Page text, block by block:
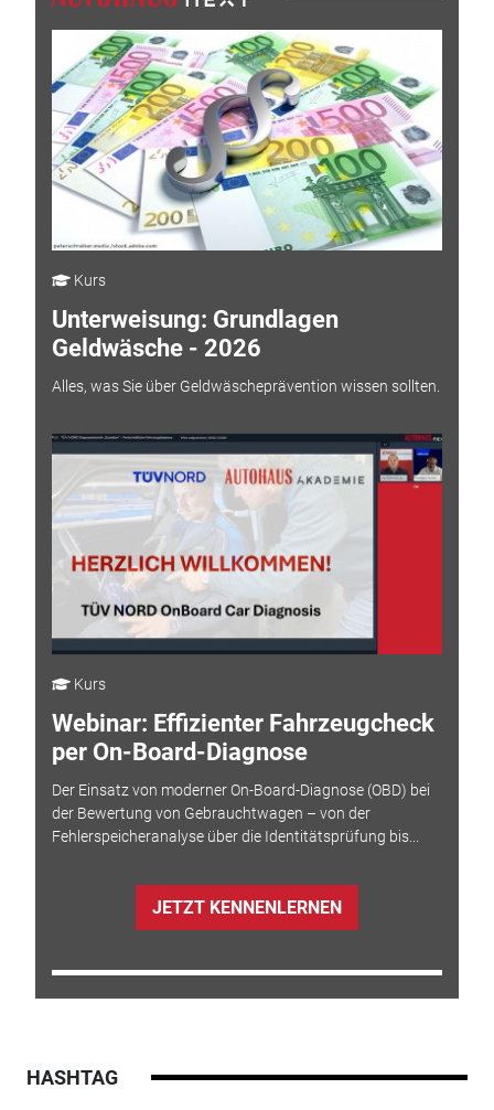
Kurs
Unterweisung: Grundlagen
Geldwäsche - 2026
Alles, was Sie über Geldwäscheprävention wissen sollten.
Kurs
Webinar: Effizienter Fahrzeugcheck
per On-Board-Diagnose
Der Einsatz von moderner On-Board-Diagnose (OBD) bei
der Bewertung von Gebrauchtwagen – von der
Fehlerspeicheranalyse über die Identitätsprüfung bis...
JETZT KENNENLERNEN
HASHTAG